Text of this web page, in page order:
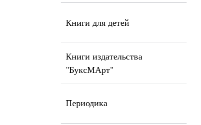
Книги для детей
Книги издательства
"БуксМАрт"
Периодика